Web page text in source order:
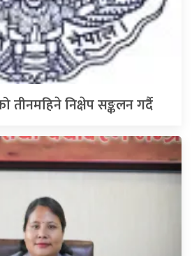
तीनमहिने निक्षेप सङ्कलन गर्दै